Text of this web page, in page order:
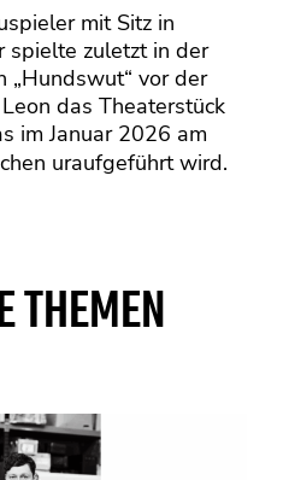
mit Sitz in
spielte zuletzt in der
„Hundswut“ vor der
das Theaterstück
im Januar 2026 am
uraufgeführt wird.
THEMEN